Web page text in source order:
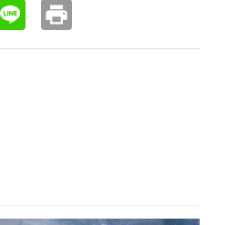
print